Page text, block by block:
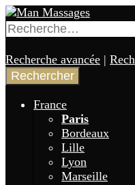
Aller
au
contenu
principal
Man
Annuaire de gay
Rechercher :
Recherche avancée |
France
Paris
Bordeaux
Lille
Lyon
Marseille